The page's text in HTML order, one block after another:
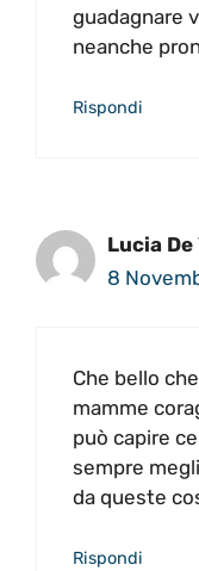
guadagnare
neanche
Rispondi
Lucia
8
Che bello
mamme
può capire
sempre
da queste
Rispondi